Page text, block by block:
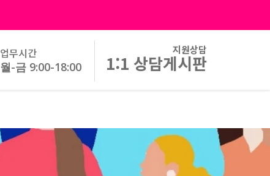
업무시간
월-금 9:00-18:00
지원상담
1:1 상담게시판